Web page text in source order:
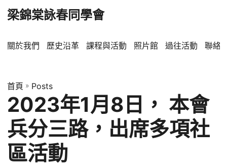
梁錦棠詠春同學會
關於我們 歷史沿革 課程與活動 照片館 過往活動 聯絡
首頁 » Posts
2023年1月8日， 本會
兵分三路，出席多項社
區活動